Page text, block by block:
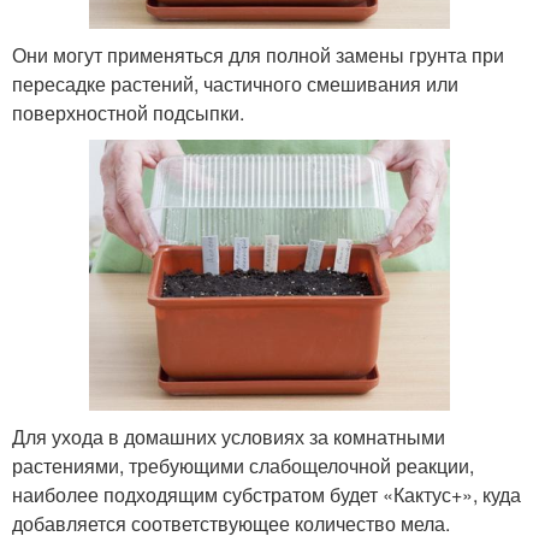
Они могут применяться для полной замены грунта при
пересадке растений, частичного смешивания или
поверхностной подсыпки.
Для ухода в домашних условиях за комнатными
растениями, требующими слабощелочной реакции,
наиболее подходящим субстратом будет «Кактус+», куда
добавляется соответствующее количество мела.